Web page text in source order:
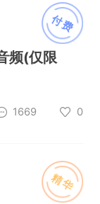
付费
频(仅限
1669 0
精华